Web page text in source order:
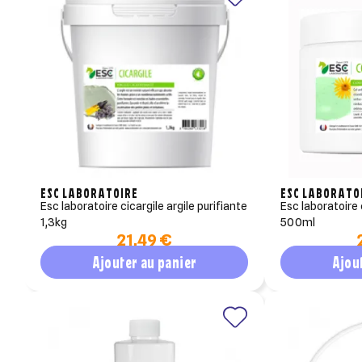
ESC LABORATOIRE
esc laboratoire cicargile argile purifiante
1,3kg
21,49 €
Ajouter au panier
ESC
esc laboratoire contrecoup pommade
500ml